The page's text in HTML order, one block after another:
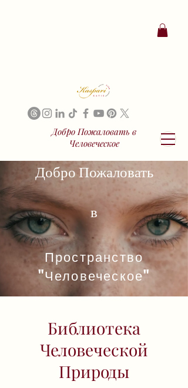
Добро Пожаловать в
Человеческое
Добро Пожаловать
в
Пространство
"Человеческое"
Библиотека
Человеческой
Природы